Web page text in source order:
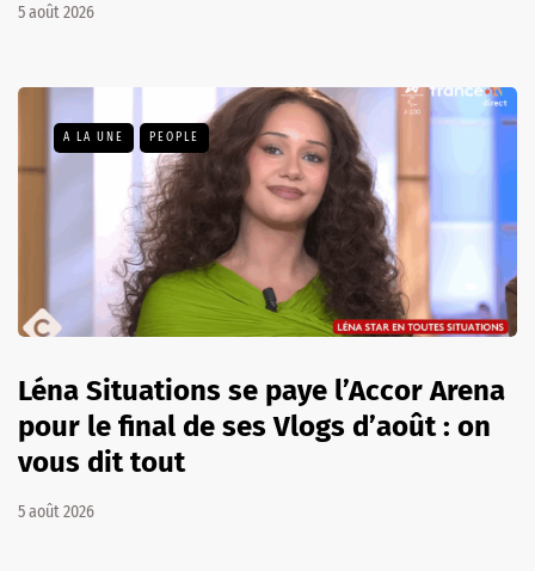
5 août 2026
A LA UNE PEOPLE
Léna Situations se paye l’Accor Arena
pour le final de ses Vlogs d’août : on
vous dit tout
5 août 2026